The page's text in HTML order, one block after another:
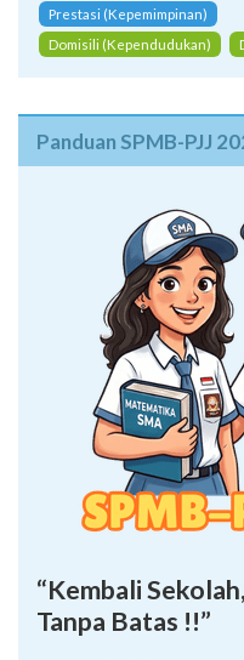
Prestasi (Kepemimpinan)
Domisili (Kependudukan)
Panduan SPMB-PJJ
“Kembali
Tanpa Batas !!”